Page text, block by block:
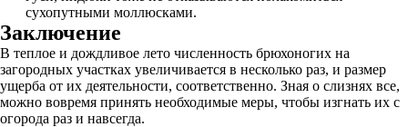
сухопутными моллюсками.
Заключение
В теплое и дождливое лето численность брюхоногих на
загородных участках увеличивается в несколько раз, и размер
ущерба от их деятельности, соответственно. Зная о слизнях все,
можно вовремя принять необходимые меры, чтобы изгнать их с
огорода раз и навсегда.